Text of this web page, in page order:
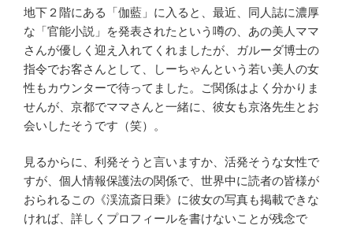
地下２階にある「伽藍」に入ると、最近、同人誌に濃厚
な「官能小説」を発表されたという噂の、あの美人ママ
さんが優しく迎え入れてくれましたが、ガルーダ博士の
指令でお客さんとして、しーちゃんという若い美人の女
性もカウンターで待ってました。ご関係はよく分かりま
せんが、京都でママさんと一緒に、彼女も京洛先生とお
会いしたそうです（笑）。
見るからに、利発そうと言いますか、活発そうな女性で
すが、個人情報保護法の関係で、世界中に読者の皆様が
おられるこの《渓流斎日乗》に彼女の写真も掲載できな
ければ、詳しくプロフィールを書けないことが残念で